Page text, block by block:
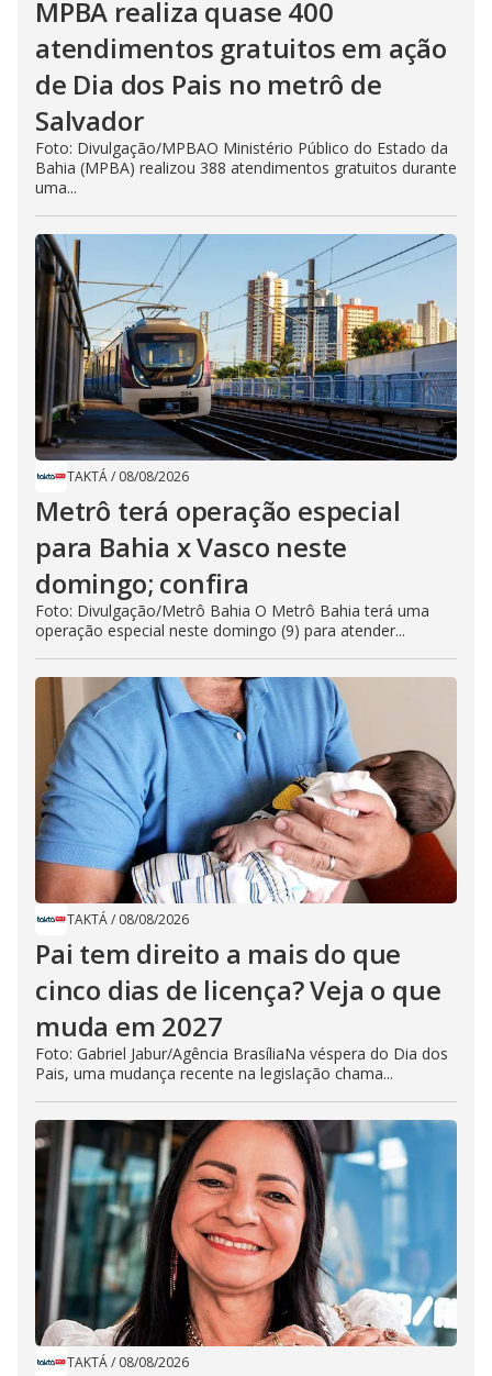
MPBA realiza quase 400
atendimentos gratuitos em ação
de Dia dos Pais no metrô de
Salvador
Foto: Divulgação/MPBAO Ministério Público do Estado da
Bahia (MPBA) realizou 388 atendimentos gratuitos durante
uma...
TAKTÁ/ 08/08/2026
Metrô terá operação especial
para Bahia x Vasco neste
domingo; confira
Foto: Divulgação/Metrô Bahia O Metrô Bahia terá uma
operação especial neste domingo (9) para atender...
TAKTÁ/ 08/08/2026
Pai tem direito a mais do que
cinco dias de licença? Veja o que
muda em 2027
Foto: Gabriel Jabur/Agência BrasíliaNa véspera do Dia dos
Pais, uma mudança recente na legislação chama...
TAKTÁ/ 08/08/2026